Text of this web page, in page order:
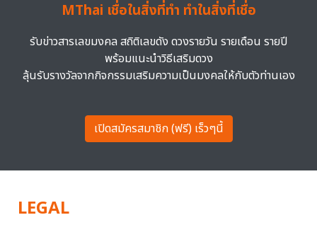
MThai เชื่อในสิ่งที่ทำ ทำในสิ่งที่เชื่อ
รับข่าวสารเลขมงคล สถิติเลขดัง ดวงรายวัน รายเดือน รายปี
พร้อมแนะนำวิธีเสริมดวง
ลุ้นรับรางวัลจากกิจกรรมเสริมความเป็นมงคลให้กับตัวท่านเอง
เปิดสมัครสมาชิก (ฟรี) เร็วๆนี้
LEGAL